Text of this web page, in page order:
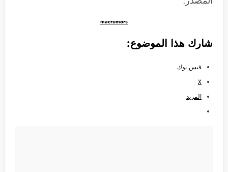
macrumors
شارك هذا الموضوع:
فيس بوك
X
المزيد